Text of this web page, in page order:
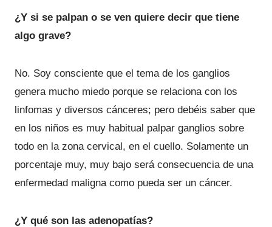
¿Y si se palpan o se ven quiere decir que tiene
algo grave?
No. Soy consciente que el tema de los ganglios
genera mucho miedo porque se relaciona con los
linfomas y diversos cánceres; pero debéis saber que
en los niños es muy habitual palpar ganglios sobre
todo en la zona cervical, en el cuello. Solamente un
porcentaje muy, muy bajo será consecuencia de una
enfermedad maligna como pueda ser un cáncer.
¿Y qué son las adenopatías?